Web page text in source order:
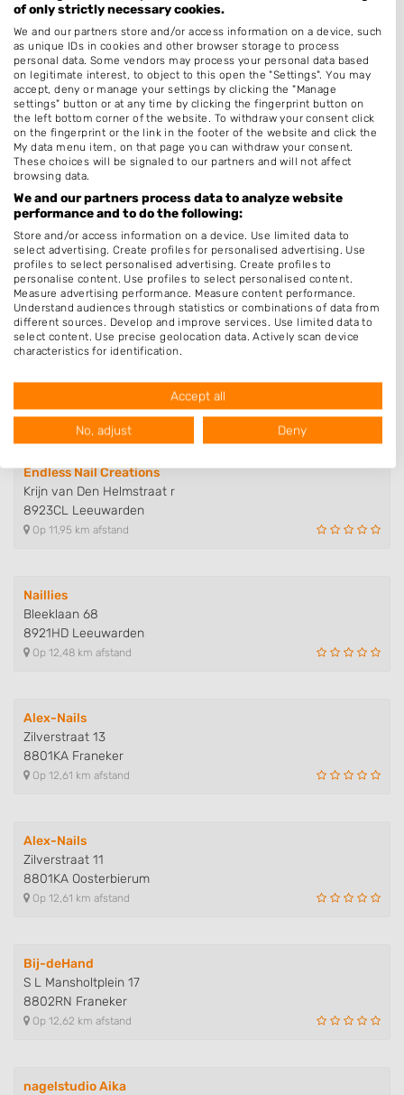
Nagelstudios in de buurt
Your Nails Time
Dordtse Straat 57
9076CM St.-Annaparochie
Op 0,05 km afstand
Nagelstudio Poppy
Ferniastins 20
9051HA Stiens
Op 7,42 km afstand
Marianne Mud ~Nagelstyliste~
8913AG Leeuwarden
Op 11,28 km afstand
Endless Nail Creations
Krijn van Den Helmstraat r
8923CL Leeuwarden
Op 11,95 km afstand
Naillies
Bleeklaan 68
8921HD Leeuwarden
Op 12,48 km afstand
Alex-Nails
Zilverstraat 13
8801KA Franeker
Op 12,61 km afstand
Alex-Nails
Zilverstraat 11
8801KA Oosterbierum
Op 12,61 km afstand
Bij-deHand
S L Mansholtplein 17
8802RN Franeker
Op 12,62 km afstand
nagelstudio Aika
of only strictly necessary cookies.
We and our partners store and/or access information on a device, such
as unique IDs in cookies and other browser storage to process
personal data. Some vendors may process your personal data based
on legitimate interest, to object to this open the "Settings". You may
accept, deny or manage your settings by clicking the "Manage
settings" button or at any time by clicking the fingerprint button on
the left bottom corner of the website. To withdraw your consent click
on the fingerprint or the link in the footer of the website and click the
My data menu item, on that page you can withdraw your consent.
These choices will be signaled to our partners and will not affect
browsing data.
We and our partners process data to analyze website
performance and to do the following:
Store and/or access information on a device. Use limited data to
select advertising. Create profiles for personalised advertising. Use
profiles to select personalised advertising. Create profiles to
personalise content. Use profiles to select personalised content.
Measure advertising performance. Measure content performance.
Understand audiences through statistics or combinations of data from
different sources. Develop and improve services. Use limited data to
select content. Use precise geolocation data. Actively scan device
characteristics for identification.
USA.
Your consent and the cookie policy applies solely to this website/app.
View Partner List (1016 IAB Vendors)
We use your data for the following purposes:
IAB processing purposes:
Store and/or access information on a device
Use limited data to select advertising
Use profiles to select personalised
advertising
Create profiles to personalise content
Measure advertising performance
Measure content performance
sources
Develop and improve services
Use precise geolocation data
Identify devices based on information
actively requested
Necessary
Accept all
No, adjust Deny